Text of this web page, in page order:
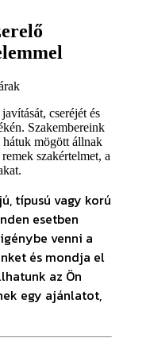
cseréjét és
Szakembereink
hátuk mögött állnak
szakértelmet, a
típusú vagy korú
esetben
venni a
és mondja el
az Ön
egy ajánlatot,